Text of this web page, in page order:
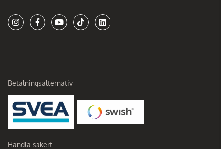
Betalningsalternativ
Handla säkert